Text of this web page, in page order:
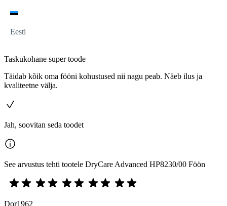
Eesti
Taskukohane super toode
Täidab kõik oma fööni kohustused nii nagu peab. Näeb ilus ja
kvaliteetne välja.
Jah, soovitan seda toodet
See arvustus tehti tootele DryCare Advanced HP8230/00 Föön
Dor1962